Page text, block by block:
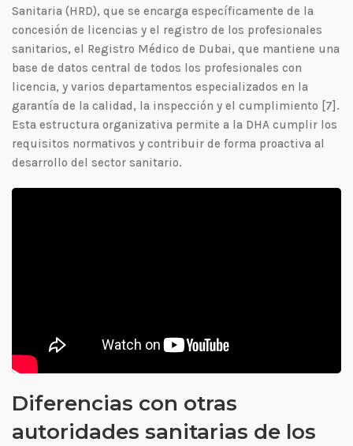
Sanitaria (HRD), que se encarga específicamente de la
concesión de licencias y el registro de los profesionales
sanitarios, el Registro Médico de Dubai, que mantiene una
base de datos central de todos los profesionales con
licencia, y varios departamentos especializados en la
garantía de la calidad, la inspección y el cumplimiento [7].
Esta estructura organizativa permite a la DHA cumplir los
requisitos normativos y contribuir de forma proactiva al
desarrollo del sector sanitario.
Diferencias con otras
autoridades sanitarias de los